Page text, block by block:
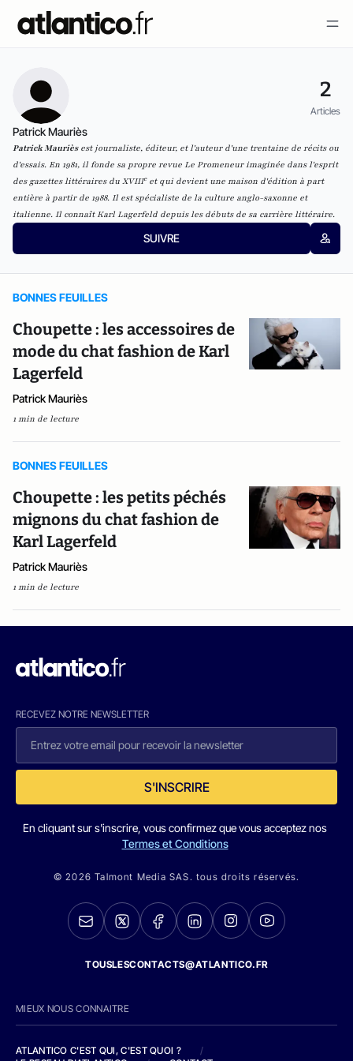
2
Articles
Patrick Mauriès
Patrick Maurièsest journaliste, éditeur, et l'auteur d'une trentaine de récits ou
d'essais. En 1981, il fonde sa propre revue Le Promeneurimaginée dans l'esprit
des gazettes littéraires du XVIIIeet qui devient une maison d'édition à part
entière à partir de 1988. Il est spécialiste de la culture anglo-saxonne et
italienne. Il connaît Karl Lagerfeld depuis les débuts de sa carrière littéraire.
SUIVRE
BONNES FEUILLES
Choupette : les accessoires de
mode du chat fashion de Karl
Lagerfeld
Patrick Mauriès
1 min de lecture
BONNES FEUILLES
Choupette : les petits péchés
mignons du chat fashion de
Karl Lagerfeld
Patrick Mauriès
1 min de lecture
RECEVEZ NOTRE NEWSLETTER
S'INSCRIRE
En cliquant sur s'inscrire, vous confirmez que vous acceptez nos
Termes et Conditions
© 2026 Talmont Media SAS. tous droits réservés.
TOUSLESCONTACTS@ATLANTICO.FR
MIEUX NOUS CONNAITRE
ATLANTICO C'EST QUI, C'EST QUOI ?
/